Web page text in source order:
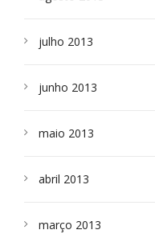
julho 2013
junho 2013
maio 2013
abril 2013
março 2013